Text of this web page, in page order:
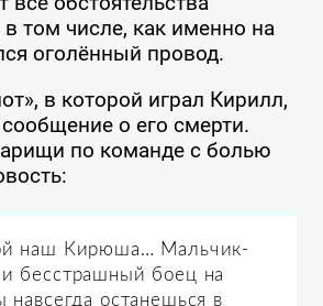
в том числе, как именно на
оголённый провод.
в которой играл Кирилл,
о его смерти.
по команде с болью
наш Кирюша… Мальчик-
бесстрашный боец на
навсегда останешься в